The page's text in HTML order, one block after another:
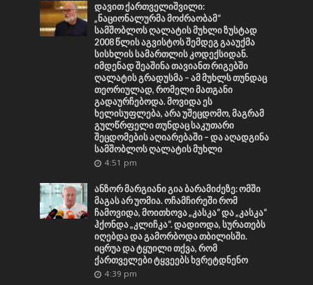
დავით ქართველიშვილი:
„ნაციონალურმა მოძრაობამ“
სამშობლოს ღალატის მუხლი ზუსტად
2008 წლის აგვისტოს შემდეგ გააუქმა
სისხლის სამართლის კოდექსიდან.
იმდენად შეაშინა თავიანთ რიგებში
ღალატის გრადუსმა – ამ მუხლს თუნდაც
თეორიულად, რომელი მათგანი
გადაურჩებოდა. მოვიდა ეს
ხელისუფლება, არა უშეცდომო, მაგრამ
გულწრფელი თუნდაც საკუთარი
შეცდომების აღიარებაში – და აღადგინა
სამშობლოს ღალატის მუხლი
4:51 pm
ანზორ მარგიანი გია ბარამიძეზე: ომში
მაგას არ უომია. ოჩამჩირეში რომ
ჩამოვიდა, მოითხოვა „კასკა“ და „კასკა“
ჰქონდა „კლიჩკა“. დადიოდა, სურათებს
იღებდა და გამორბოდა თბილისში.
იცრუა და ტყუილი თქვა, რომ
ქართველები ტყვეებს ხვრეტდნენო
4:39 pm